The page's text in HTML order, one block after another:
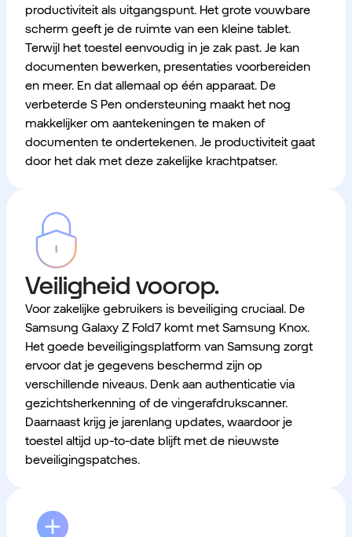
productiviteit als uitgangspunt. Het grote vouwbare
scherm geeft je de ruimte van een kleine tablet.
Terwijl het toestel eenvoudig in je zak past. Je kan
documenten bewerken, presentaties voorbereiden
en meer. En dat allemaal op één apparaat. De
verbeterde S Pen ondersteuning maakt het nog
makkelijker om aantekeningen te maken of
documenten te ondertekenen. Je productiviteit gaat
door het dak met deze zakelijke krachtpatser.
Veiligheid voorop.
Voor zakelijke gebruikers is beveiliging cruciaal. De
Samsung Galaxy Z Fold7 komt met Samsung Knox.
Het goede beveiligingsplatform van Samsung zorgt
ervoor dat je gegevens beschermd zijn op
verschillende niveaus. Denk aan authenticatie via
gezichtsherkenning of de vingerafdrukscanner.
Daarnaast krijg je jarenlang updates, waardoor je
toestel altijd up-to-date blijft met de nieuwste
beveiligingspatches.